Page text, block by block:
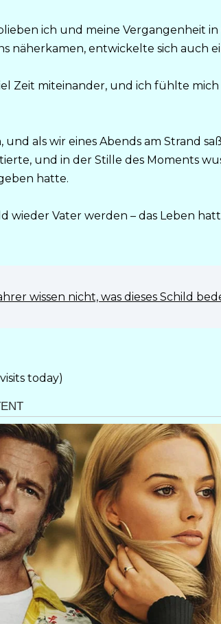
ich und meine Vergangenheit in
näherkamen, entwickelte sich auch
Zeit miteinander, und ich fühlte
als wir eines Abends am Strand
und in der Stille des Moments
hatte.
wieder Vater werden – das Leben
wissen nicht, was dieses Schild
today)